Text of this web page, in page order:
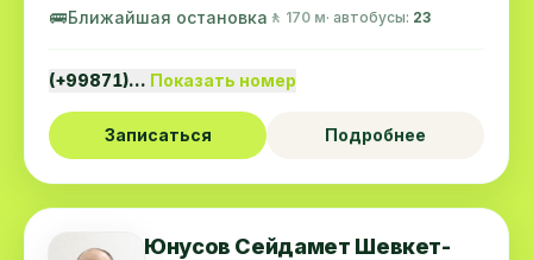
🚌Ближайшая остановка 🚶 170 м· автобусы: 23
(+99871)… Показать номер
Записаться Подробнее
Юнусов Сейдамет Шевкет-